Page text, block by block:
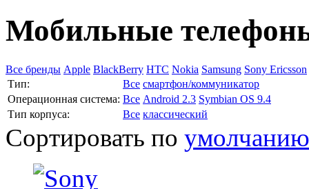
Мобильные
Все бренды Apple BlackBerry HTC Nokia Samsung Sony Ericsson
Тип:
Все смартфон/коммуникатор
Операционная система: Все Android 2.3 Symbian OS 9.4
Тип корпуса:
Все классический
Сортировать по умолчанию